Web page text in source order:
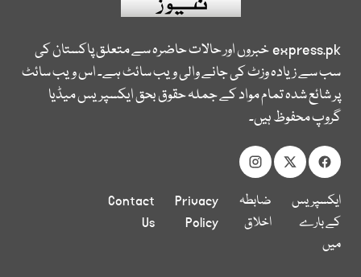
express.pkخبروں اور حالات حاضرہ سے متعلق پاکستان کی
سب سے زیادہ وزٹ کی جانے والی ویب سائٹ ہے۔ اس ویب سائٹ
پر شائع شدہ تمام مواد کے جملہ حقوق بحق ایکسپریس میڈیا
گروپ محفوظ ہیں۔
ایکسپریس
کے بارے
میں
ضابطہ
اخلاق
Privacy
Policy
Contact
Us